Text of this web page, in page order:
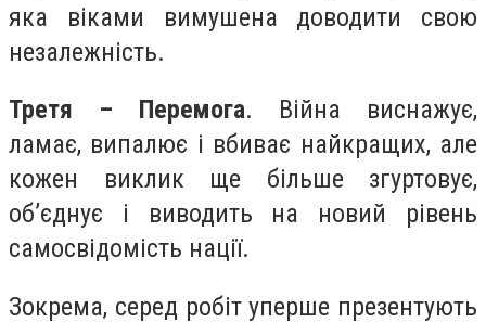
яка віками вимушена доводити свою
незалежність.
Третя – Перемога. Війна виснажує,
ламає, випалює і вбиває найкращих, але
кожен виклик ще більше згуртовує,
об’єднує і виводить на новий рівень
самосвідомість нації.
Зокрема, серед робіт уперше презентують